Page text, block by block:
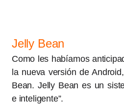
Jelly Bean
Como les habíamos
la nueva versión de
Bean. Jelly Bean es un
e inteligente”.